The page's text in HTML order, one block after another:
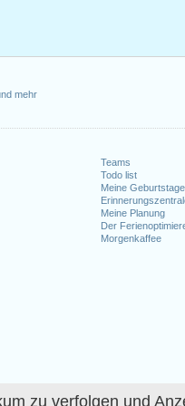
zu verfolgen und
mehr
Teams
Todo list
Meine Geburtstage
Meine Planung
Der
Morgenkaffee